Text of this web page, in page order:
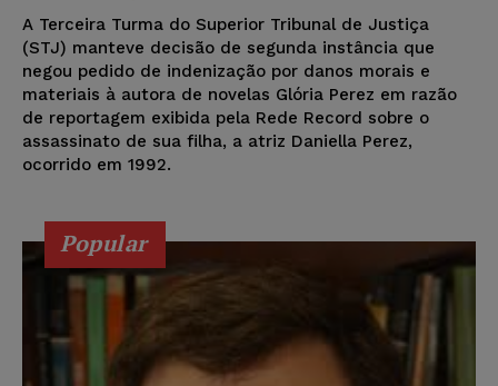
A Terceira Turma do Superior Tribunal de Justiça
(STJ) manteve decisão de segunda instância que
negou pedido de indenização por danos morais e
materiais à autora de novelas Glória Perez em razão
de reportagem exibida pela Rede Record sobre o
assassinato de sua filha, a atriz Daniella Perez,
ocorrido em 1992.
Popular